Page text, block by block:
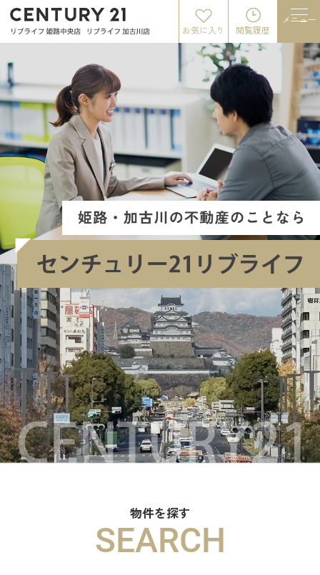
お気に入り 閲覧履歴
メニュー
物件を探す
SEARCH